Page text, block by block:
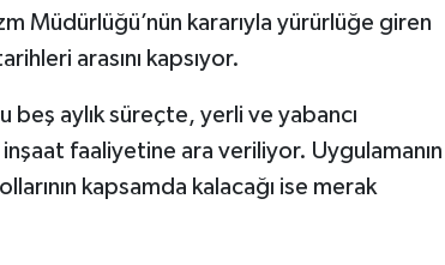
Müdürlüğü’nün kararıyla yürürlüğe giren
arasını kapsıyor.
beş aylık süreçte, yerli ve yabancı
faaliyetine ara veriliyor. Uygulamanın
kapsamda kalacağı ise merak